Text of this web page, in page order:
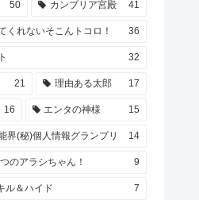
50 カンブリア宮殿 41
くれないそこんトコロ！ 36
32
21 理由ある太郎 17
16 エンタの神様 15
界(秘)個人情報グランプリ 14
のアラシちゃん！ 9
ル＆ハイド 7